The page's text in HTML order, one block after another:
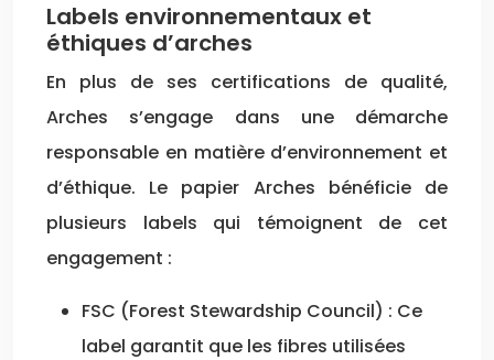
Labels environnementaux et
éthiques d’arches
En plus de ses certifications de qualité,
Arches s’engage dans une démarche
responsable en matière d’environnement et
d’éthique. Le papier Arches bénéficie de
plusieurs labels qui témoignent de cet
engagement :
FSC (Forest Stewardship Council) : Ce
label garantit que les fibres utilisées